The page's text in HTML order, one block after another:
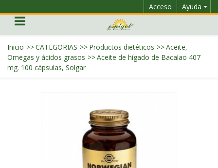
Ayuda
Acceso
Inicio >>CATEGORIAS >> Productos dietéticos >>Aceite,
Omegas y ácidos grasos >>Aceite de hígado de Bacalao 407
mg. 100 cápsulas, Solgar